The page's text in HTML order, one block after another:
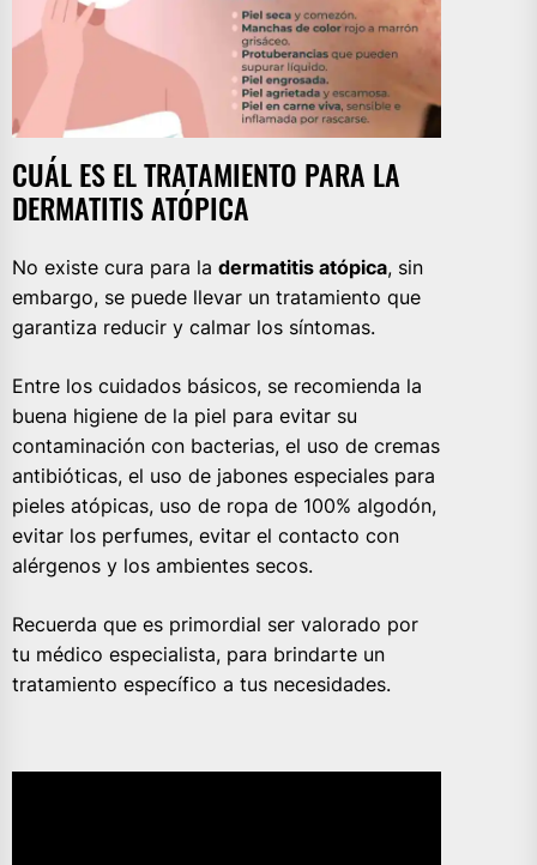
CUÁL ES EL TRATAMIENTO PARA LA
DERMATITIS ATÓPICA
No existe cura para la dermatitis atópica, sin
embargo, se puede llevar un tratamiento que
garantiza reducir y calmar los síntomas.
Entre los cuidados básicos, se recomienda la
buena higiene de la piel para evitar su
contaminación con bacterias, el uso de cremas
antibióticas, el uso de jabones especiales para
pieles atópicas, uso de ropa de 100% algodón,
evitar los perfumes, evitar el contacto con
alérgenos y los ambientes secos.
Recuerda que es primordial ser valorado por
tu médico especialista, para brindarte un
tratamiento específico a tus necesidades.